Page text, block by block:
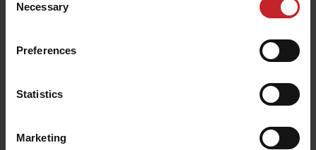
Selection
Necessary
Preferences
Statistics
Marketing